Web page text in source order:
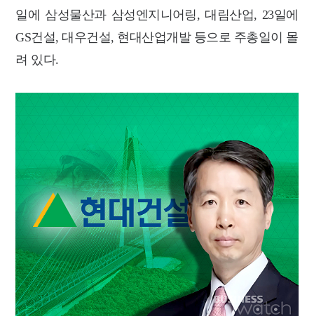
일에 삼성물산과 삼성엔지니어링, 대림산업, 23일에
GS건설, 대우건설, 현대산업개발 등으로 주총일이 몰
려 있다.